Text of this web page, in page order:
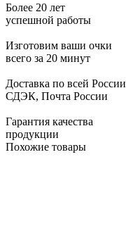
Более 20 лет
успешной работы
Изготовим ваши очки
всего за 20 минут
Доставка по всей России
СДЭК, Почта России
Гарантия качества
продукции
Похожие товары